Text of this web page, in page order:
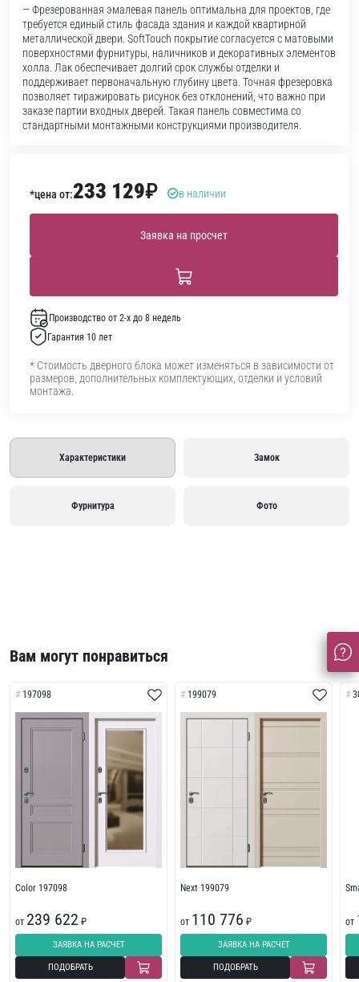
— Фрезерованная эмалевая панель оптимальна для проектов, где
требуется единый стиль фасада здания и каждой квартирной
металлической двери. SoftTouch покрытие согласуется с матовыми
поверхностями фурнитуры, наличников и декоративных элементов
холла. Лак обеспечивает долгий срок службы отделки и
поддерживает первоначальную глубину цвета. Точная фрезеровка
позволяет тиражировать рисунок без отклонений, что важно при
заказе партии входных дверей. Такая панель совместима со
стандартными монтажными конструкциями производителя.
*цена от:233 129₽ в наличии
Заявка на просчет
Производство от 2-х до 8 недель
Гарантия 10 лет
* Стоимость дверного блока может изменяться в зависимости от
размеров, дополнительных комплектующих, отделки и условий
монтажа.
Характеристики Замок
Фурнитура Фото
Вам могут понравиться
197098
Color 197098
от 239 622 ₽
ЗАЯВКА НА РАСЧЕТ
ПОДОБРАТЬ
199079
Next 199079
от 110 776 ₽
ЗАЯВКА НА РАСЧЕТ
ПОДОБРАТЬ
от